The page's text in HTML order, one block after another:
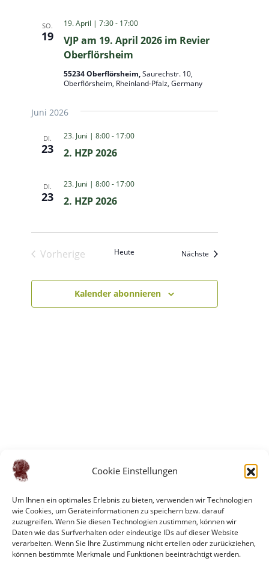
Cookie Einstellungen
Um Ihnen ein optimales Erlebnis zu bieten, verwenden wir Technologien
wie Cookies, um Geräteinformationen zu speichern bzw. darauf
zuzugreifen. Wenn Sie diesen Technologien zustimmen, können wir
Daten wie das Surfverhalten oder eindeutige IDs auf dieser Website
verarbeiten. Wenn Sie Ihre Zustimmung nicht erteilen oder zurückziehen,
können bestimmte Merkmale und Funktionen beeinträchtigt werden.
SO.
19
VJP am 19. April 2026 im Revier
Oberflörsheim
19. April | 7:30- 17:00
55234 Oberflörsheim,Saurechstr. 10,
Oberflörsheim, Rheinland-Pfalz, Germany
Juni 2026
DI.
23 2. HZP 2026
23. Juni | 8:00- 17:00
DI.
23 2. HZP 2026
23. Juni | 8:00- 17:00
Vorherige
Heute NächsteVeranstaltungen
Kalender abonnieren